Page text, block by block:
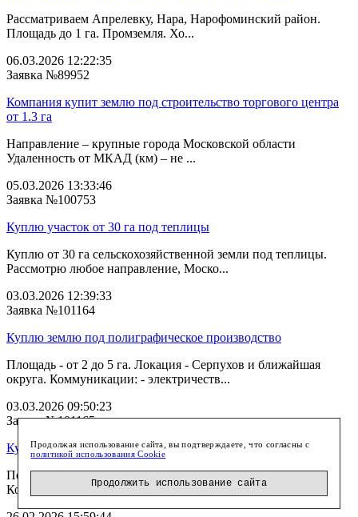
Рассматриваем Апрелевку, Нара, Нарофоминский район.
Площадь до 1 га. Промземля. Хо...
06.03.2026 12:22:35
Заявка №89952
Компания купит землю под строительство торгового центра
от 1.3 га
Направление – крупные города Московской области
Удаленность от МКАД (км) – не ...
05.03.2026 13:33:46
Заявка №100753
Куплю участок от 30 га под теплицы
Куплю от 30 га сельскохозяйственной земли под теплицы.
Рассмотрю любое направление, Моско...
03.03.2026 12:39:33
Заявка №101164
Куплю землю под полиграфическое производство
Площадь - от 2 до 5 га. Локация - Серпухов и ближайшая
округа. Коммуникации: - электричеств...
03.03.2026 09:50:23
Заявка №101165
Купим землю под коттеджную застройку
Поиск участка от 2 га под строительство нескольких домов.
Комфорт класс. Расстояние от МК...
Продолжая использование сайта, вы подтверждаете, что согласны с
политикой использования Cookie
Продолжить использование сайта